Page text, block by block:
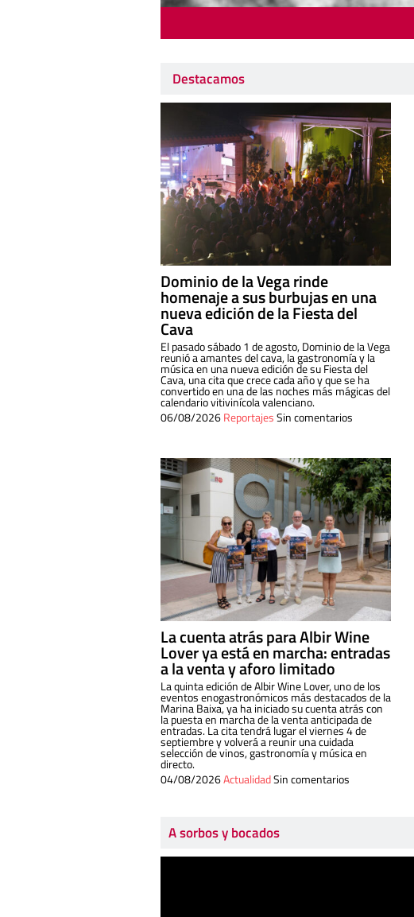
Destacamos
Dominio de la Vega rinde
homenaje a sus burbujas en una
nueva edición de la Fiesta del
Cava
El pasado sábado 1 de agosto, Dominio de la Vega
reunió a amantes del cava, la gastronomía y la
música en una nueva edición de su Fiesta del
Cava, una cita que crece cada año y que se ha
convertido en una de las noches más mágicas del
calendario vitivinícola valenciano.
06/08/2026ReportajesSin comentarios
La cuenta atrás para Albir Wine
Lover ya está en marcha: entradas
a la venta y aforo limitado
La quinta edición de Albir Wine Lover, uno de los
eventos enogastronómicos más destacados de la
Marina Baixa, ya ha iniciado su cuenta atrás con
la puesta en marcha de la venta anticipada de
entradas. La cita tendrá lugar el viernes 4 de
septiembre y volverá a reunir una cuidada
selección de vinos, gastronomía y música en
directo.
04/08/2026ActualidadSin comentarios
A sorbos y bocados